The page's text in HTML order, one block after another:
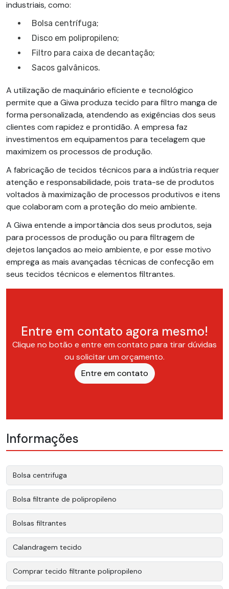
industriais, como:
Bolsa centrífuga;
Disco em polipropileno;
Filtro para caixa de decantação;
Sacos galvânicos.
A utilização de maquinário eficiente e tecnológico
permite que a Giwa produza tecido para filtro manga de
forma personalizada, atendendo as exigências dos seus
clientes com rapidez e prontidão. A empresa faz
investimentos em equipamentos para tecelagem que
maximizem os processos de produção.
A fabricação de tecidos técnicos para a indústria requer
atenção e responsabilidade, pois trata-se de produtos
voltados à maximização de processos produtivos e itens
que colaboram com a proteção do meio ambiente.
A Giwa entende a importância dos seus produtos, seja
para processos de produção ou para filtragem de
dejetos lançados ao meio ambiente, e por esse motivo
emprega as mais avançadas técnicas de confecção em
seus tecidos técnicos e elementos filtrantes.
Entre em contato agora mesmo!
Clique no botão e entre em contato para tirar dúvidas
ou solicitar um orçamento.
Entre em contato
Informações
Bolsa centrifuga
Bolsa filtrante de polipropileno
Bolsas filtrantes
Calandragem tecido
Comprar tecido filtrante polipropileno